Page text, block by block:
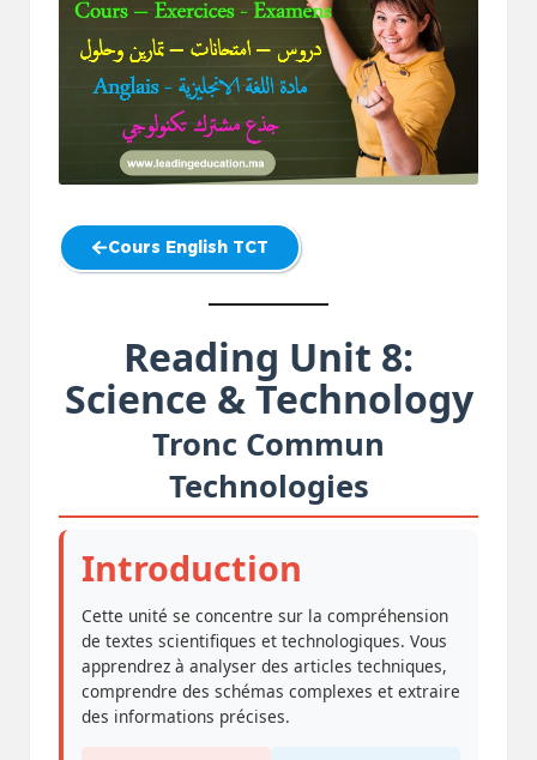
Cours English TCT
Reading Unit 8:
Science & Technology
Tronc Commun
Technologies
Introduction
Cette unité se concentre sur la compréhension
de textes scientifiques et technologiques. Vous
apprendrez à analyser des articles techniques,
comprendre des schémas complexes et extraire
des informations précises.